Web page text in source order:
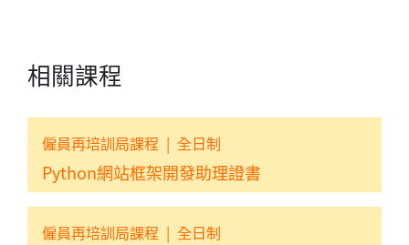
相關課程
僱員再培訓局課程 | 全日制
Python網站框架開發助理證書
僱員再培訓局課程 | 全日制